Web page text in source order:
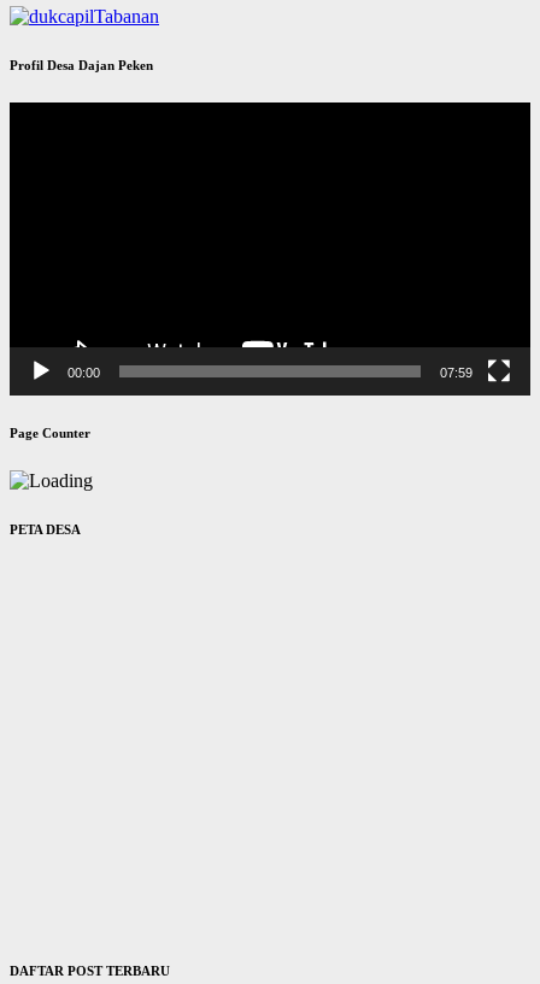
Profil Desa Dajan Peken
00:00 07:59
Page Counter
PETA DESA
DAFTAR POST TERBARU